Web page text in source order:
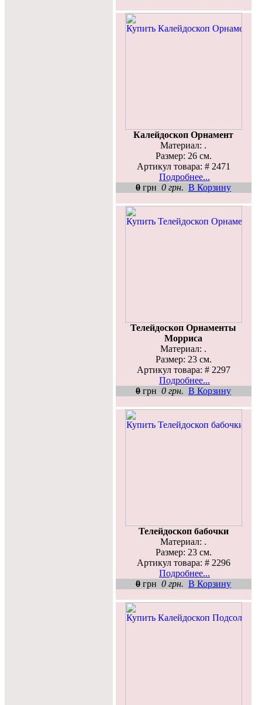
Калейдоскоп Орнамент
Материал: .
Размер: 26 см.
Артикул товара: # 2471
Подробнее...
0 грн 0 грн. В Корзину
Телейдоскоп Орнаменты
Морриса
Материал: .
Размер: 23 см.
Артикул товара: # 2297
Подробнее...
0 грн 0 грн. В Корзину
Телейдоскоп бабочки
Материал: .
Размер: 23 см.
Артикул товара: # 2296
Подробнее...
0 грн 0 грн. В Корзину